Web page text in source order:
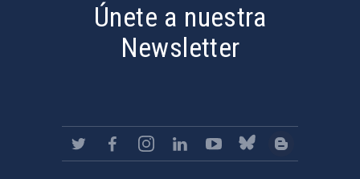
Únete a nuestra
Newsletter